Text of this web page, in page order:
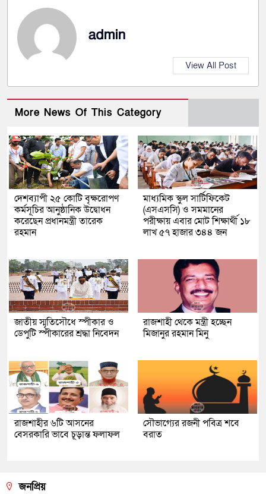
admin
View All Post
More News Of This Category
দেশব্যাপী ২৫ কোটি বৃক্ষরোপণ
কর্মসূচির আনুষ্ঠানিক উদ্বোধন
করেছেন প্রধানমন্ত্রী তারেক
রহমান
মাধ্যমিক স্কুল সার্টিফিকেট
(এসএসসি) ও সমমানের
পরীক্ষায় এবার মোট শিক্ষার্থী ১৮
লাখ ৫৭ হাজার ৩৪৪ জন
জাতীয় স্মৃতিসৌধে স্পীকার ও
ডেপুটি স্পীকারের শ্রদ্ধা নিবেদন
রাজশাহী থেকে মন্ত্রী হচ্ছেন
মিজানুর রহমান মিনু
রাজশাহীর ৬টি আসনের
বেসরকারি ভাবে চূড়ান্ত ফলাফল
সৌভাগ্যের রজনী পবিত্র শবে
বরাত
জনপ্রিয়